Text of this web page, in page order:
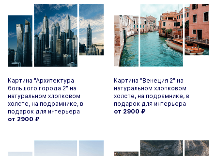
Картина "Архитектура
большого города 2" на
натуральном хлопковом
холсте, на подрамнике, в
подарок для интерьера
от 2900 ₽
Картина "Венеция 2" на
натуральном хлопковом
холсте, на подрамнике, в
подарок для интерьера
от 2900 ₽